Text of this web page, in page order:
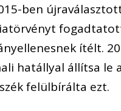
ben
ítélt.
hatállyal állítsa le
felülbírálta ezt.